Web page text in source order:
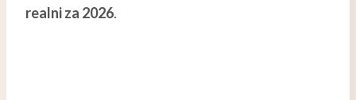
realni za 2026.